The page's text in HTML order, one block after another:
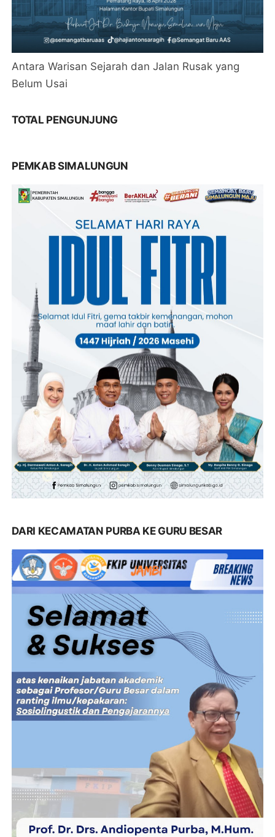
Antara Warisan Sejarah dan Jalan Rusak yang
Belum Usai
TOTAL PENGUNJUNG
PEMKAB SIMALUNGUN
DARI KECAMATAN PURBA KE GURU BESAR